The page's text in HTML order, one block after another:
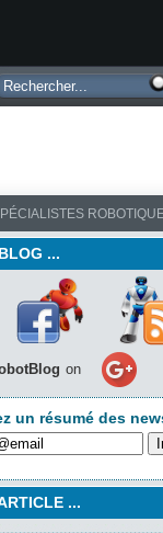
...
on
un résumé des
...